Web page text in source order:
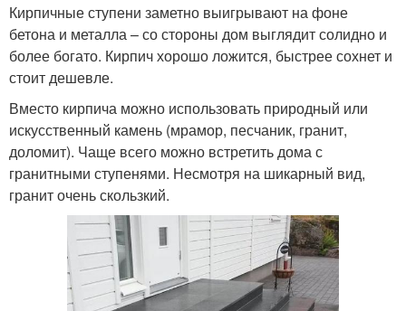
Кирпичные ступени заметно выигрывают на фоне
бетона и металла – со стороны дом выглядит солидно и
более богато. Кирпич хорошо ложится, быстрее сохнет и
стоит дешевле.
Вместо кирпича можно использовать природный или
искусственный камень (мрамор, песчаник, гранит,
доломит). Чаще всего можно встретить дома с
гранитными ступенями. Несмотря на шикарный вид,
гранит очень скользкий.